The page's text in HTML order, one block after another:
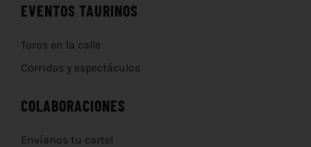
EVENTOS TAURINOS
Toros en la calle
Corridas y espectáculos
COLABORACIONES
Envíanos tu cartel